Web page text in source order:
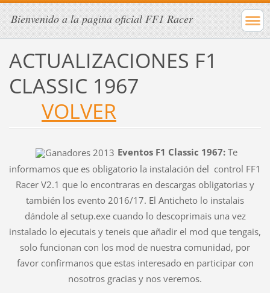
Bienvenido a la pagina oficial FF1 Racer
ACTUALIZACIONES F1
CLASSIC 1967
VOLVER
Eventos F1 Classic 1967: Te
informamos que es obligatorio la instalación del control FF1
Racer V2.1 que lo encontraras en descargas obligatorias y
también los evento 2016/17. El Anticheto lo instalais
dándole al setup.exe cuando lo descoprimais una vez
instalado lo ejecutais y teneis que añadir el mod que tengais,
solo funcionan con los mod de nuestra comunidad, por
favor confírmanos que estas interesado en participar con
nosotros gracias y nos veremos.